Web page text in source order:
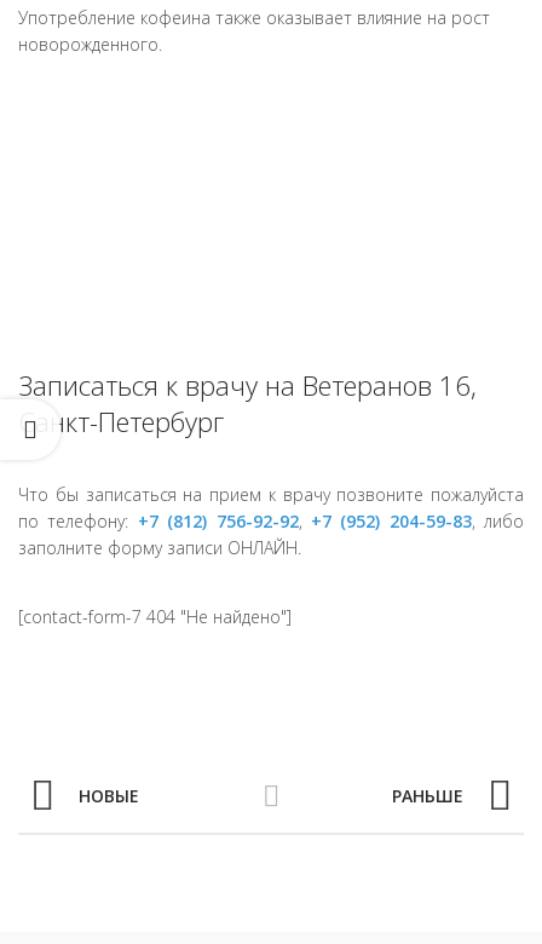
Употребление кофеина также оказывает влияние на рост
новорожденного.
Записаться к врачу на Ветеранов 16,
Санкт-Петербург
Что бы записаться на прием к врачу позвоните пожалуйста
по телефону: +7 (812) 756-92-92, +7 (952) 204-59-83, либо
заполните форму записи ОНЛАЙН.
[contact-form-7 404 "Не найдено"]
НОВЫЕ РАНЬШЕ